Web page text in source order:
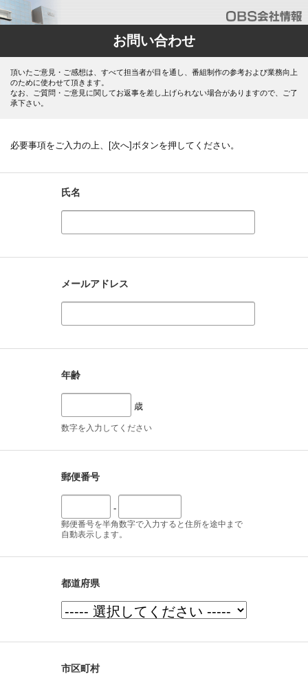
お問い合わせ
頂いたご意見・ご感想は、すべて担当者が目を通し、番組制作の参考および業務向上
のために使わせて頂きます。
なお、ご質問・ご意見に関してお返事を差し上げられない場合がありますので、ご了
承下さい。
必要事項をご入力の上、[次へ]ボタンを押してください。
氏名
メールアドレス
年齢
歳
数字を入力してください
郵便番号
-
郵便番号を半角数字で入力すると住所を途中まで
自動表示します。
都道府県
市区町村